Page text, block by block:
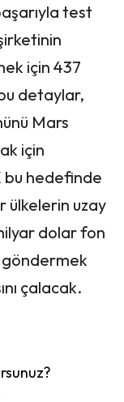
test
için 437
detaylar,
Mars
için
bu hedefinde
ülkelerin uzay
dolar fon
göndermek
çalacak.